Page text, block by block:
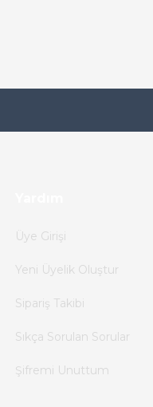
Üye Girişi
Yeni Üyelik Oluştur
Sipariş Takibi
Sıkça Sorulan Sorular
Şifremi Unuttum